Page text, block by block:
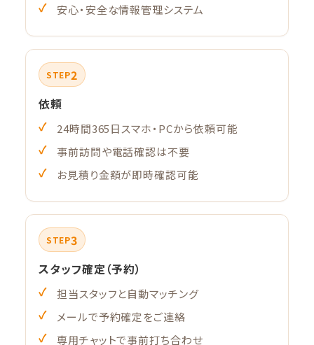
安心・安全な情報管理システム
STEP2
依頼
24時間365日スマホ・PCから依頼可能
事前訪問や電話確認は不要
お見積り金額が即時確認可能
STEP3
スタッフ確定（予約）
担当スタッフと自動マッチング
メールで予約確定をご連絡
専用チャットで事前打ち合わせ